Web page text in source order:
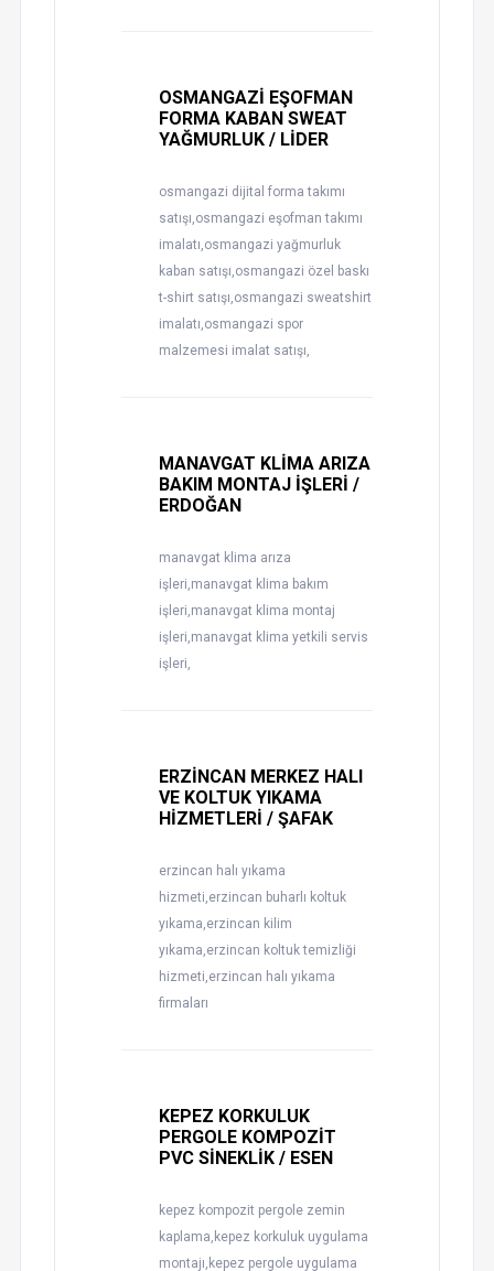
OSMANGAZİ EŞOFMAN
FORMA KABAN SWEAT
YAĞMURLUK / LİDER
osmangazi dijital forma takımı
satışı,osmangazi eşofman takımı
imalatı,osmangazi yağmurluk
kaban satışı,osmangazi özel baskı
t-shirt satışı,osmangazi sweatshirt
imalatı,osmangazi spor
malzemesi imalat satışı,
MANAVGAT KLİMA ARIZA
BAKIM MONTAJ İŞLERİ /
ERDOĞAN
manavgat klima arıza
işleri,manavgat klima bakım
işleri,manavgat klima montaj
işleri,manavgat klima yetkili servis
işleri,
ERZİNCAN MERKEZ HALI
VE KOLTUK YIKAMA
HİZMETLERİ / ŞAFAK
erzincan halı yıkama
hizmeti,erzincan buharlı koltuk
yıkama,erzincan kilim
yıkama,erzincan koltuk temizliği
hizmeti,erzincan halı yıkama
firmaları
KEPEZ KORKULUK
PERGOLE KOMPOZİT
PVC SİNEKLİK / ESEN
kepez kompozit pergole zemin
kaplama,kepez korkuluk uygulama
montajı,kepez pergole uygulama